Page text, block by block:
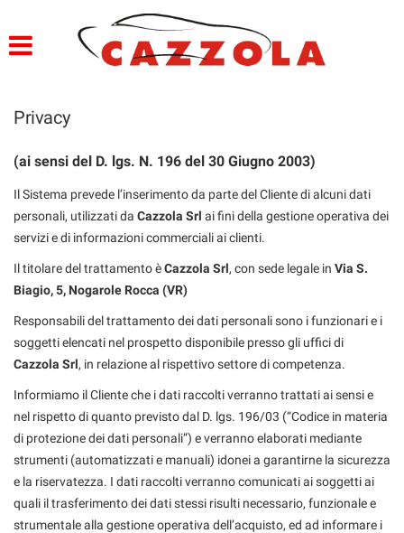
LISTA VEICOLI
SERVIZI
OFFICINA E CARROZZERIA
GARANZIA 12 MESI
CONSEGNA IMEDDIATA
RICEVIMENTO CLIENTI
ACQUISTIAMO USATO
ASSISTENZA
Privacy
(ai sensi del D. lgs. N. 196 del 30 Giugno 2003)
Il Sistema prevede l’inserimento da parte del Cliente di alcuni dati
personali, utilizzati da Cazzola Srl ai fini della gestione operativa dei
servizi e di informazioni commerciali ai clienti.
Il titolare del trattamento èCazzola Srl, con sede legale in Via S.
Biagio, 5, Nogarole Rocca (VR)
Responsabili del trattamento dei dati personali sono i funzionari e i
soggetti elencati nel prospetto disponibile presso gli uffici di
Cazzola Srl, in relazione al rispettivo settore di competenza.
Informiamo il Cliente che i dati raccolti verranno trattati ai sensi e
nel rispetto di quanto previsto dal D. lgs. 196/03 (“Codice in materia
di protezione dei dati personali”) e verranno elaborati mediante
strumenti (automatizzati e manuali) idonei a garantirne la sicurezza
e la riservatezza. I dati raccolti verranno comunicati ai soggetti ai
quali il trasferimento dei dati stessi risulti necessario, funzionale e
strumentale alla gestione operativa dell’acquisto, ed ad informare i